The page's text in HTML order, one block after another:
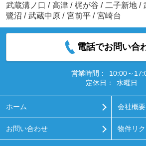
武蔵溝ノ口 / 高津 / 梶が谷 / 二子新地 /
鷺沼 / 武蔵中原 / 宮前平 / 宮崎台
電話でお問い合
営業時間：
10:00～
定休日：
水曜日
ホーム 会社概要
お問い合わせ 物件リ